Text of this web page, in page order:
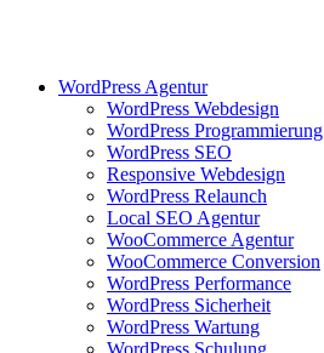
WordPress Agentur
WordPress Webdesign
WordPress Programmierung
WordPress SEO
Responsive Webdesign
WordPress Relaunch
Local SEO Agentur
WooCommerce Agentur
WooCommerce Conversion
WordPress Performance
WordPress Sicherheit
WordPress Wartung
WordPress Schulung